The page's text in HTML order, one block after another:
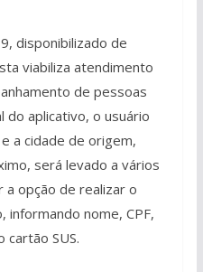
disponibilizado de
viabiliza atendimento
de pessoas
do aplicativo, o usuário
a cidade de origem,
será levado a vários
opção de realizar o
informando nome, CPF,
cartão SUS.